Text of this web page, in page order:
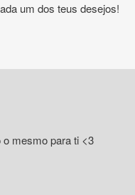
um dos teus desejos!
o mesmo para ti <3